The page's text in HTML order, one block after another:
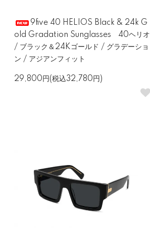
9five 40 HELIOS Black & 24k G
old Gradation Sunglasses 40ヘリオ
/ ブラック＆24Kゴールド / グラデーショ
ン / アジアンフィット
29,800円(税込32,780円)